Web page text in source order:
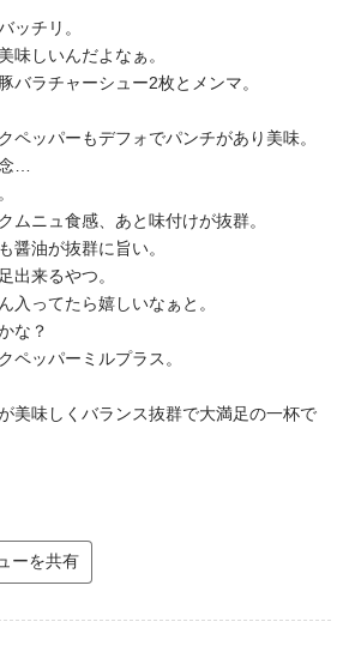
ッチリ。
味しいんだよなぁ。
バラチャーシュー2枚とメンマ。
ペッパーもデフォでパンチがあり美味。
…
ムニュ食感、あと味付けが抜群。
醤油が抜群に旨い。
出来るやつ。
入ってたら嬉しいなぁと。
な？
ペッパーミルプラス。
美味しくバランス抜群で大満足の一杯で
ーを共有